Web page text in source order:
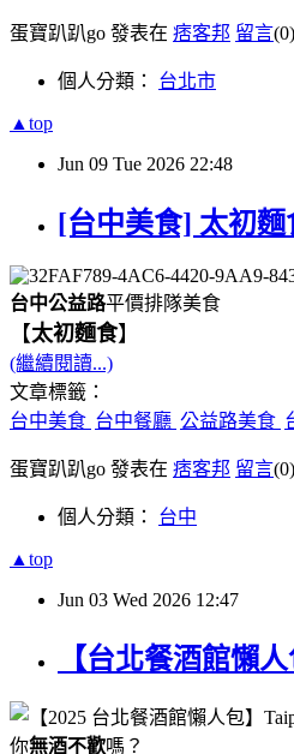
蛋寶趴趴go 發表在 痞客邦 留言(0)
個人分類： 台北市
▲top
Jun 09 Tue 2026 22:48
[台中美食] 太初
台中公益路平價排隊美食
【太初麵食】
(繼續閱讀...)
文章標籤：
台中美食 台中餐廳 公益路美食
蛋寶趴趴go 發表在 痞客邦 留言(0)
個人分類： 台中
▲top
Jun 03 Wed 2026 12:47
【台北餐酒館懶
你無酒不歡嗎？